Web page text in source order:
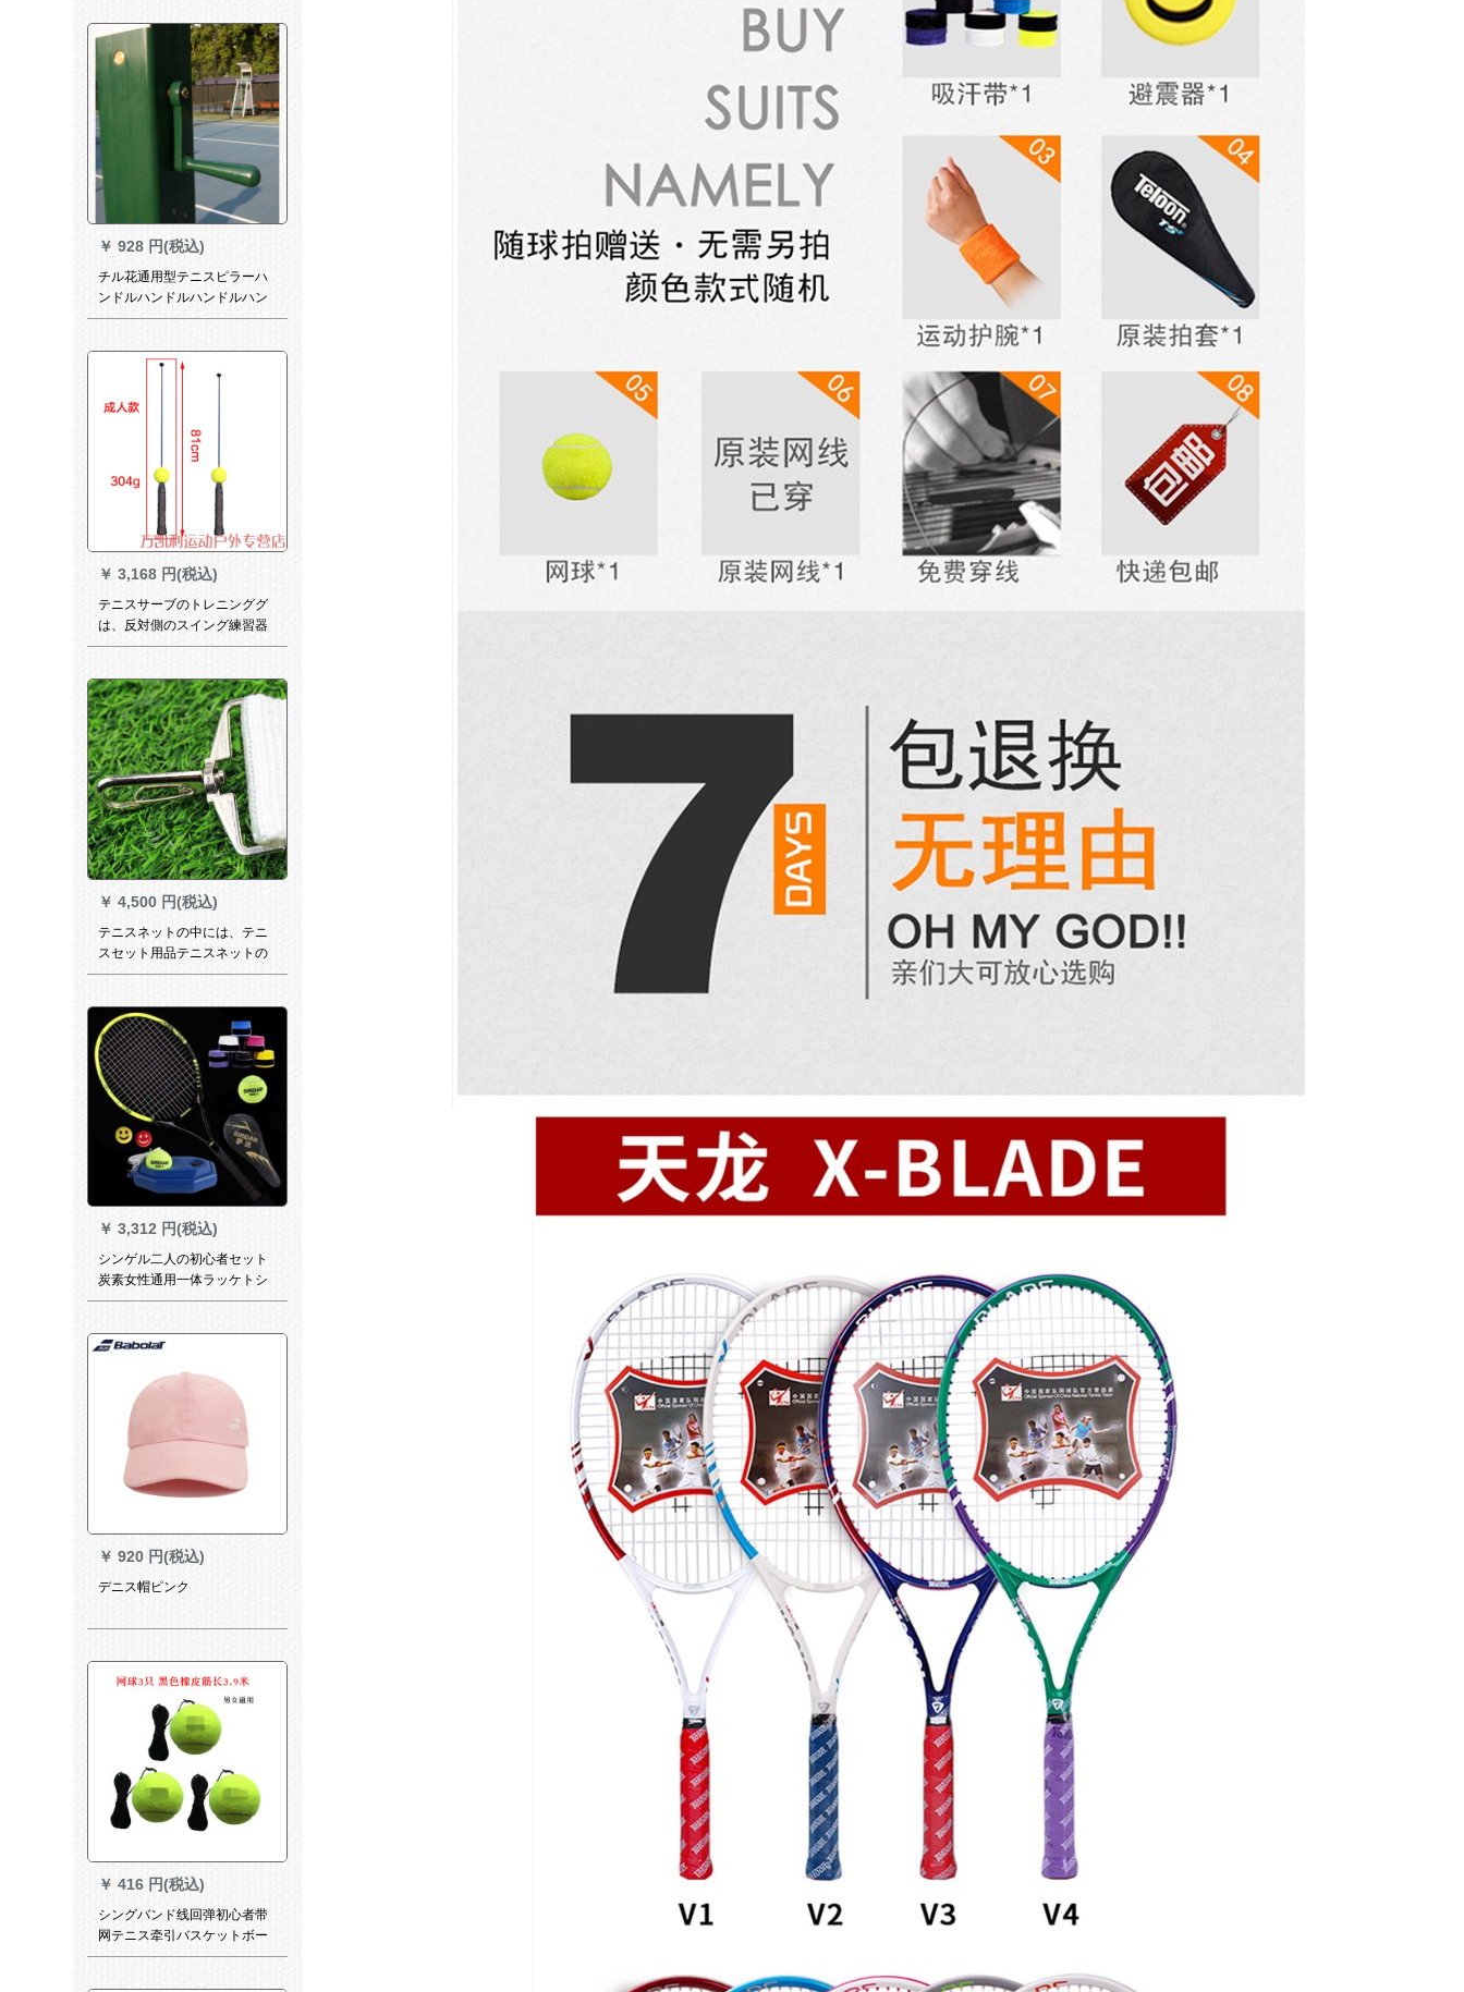
￥ 928 円(税込)
チル花通用型テニスピラーハ
ンドルハンドルハンドルハン
ドルネットギアアルミニウム
ニスピラー
￥ 3,168 円(税込)
テニスサーブのトレニンググ
は、反対側のスイング練習器
の教育補助器の成人タイプで
￥ 4,500 円(税込)
テニスネットの中には、テニ
スセット用品テニスネットの
中间调整ベルト中分帯があり
￥ 3,312 円(税込)
シンゲル二人の初心者セット
炭素女性通用一体ラッケトシ
ングルは六北簡500科技黄単
￥ 920 円(税込)
デニス帽ピンク
￥ 416 円(税込)
シングバンド线回弹初心者带
网テニス牵引バスケットボー
ルトラーグゴムテニングス高